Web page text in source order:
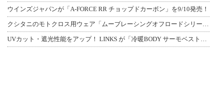
ウインズジャパンが「A-FORCE RR チョップドカーボン」を9/10発売！